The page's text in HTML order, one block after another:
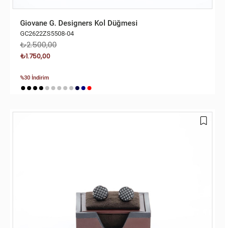
Giovane G. Designers Kol Düğmesi
GC2622ZS5508-04
₺2.500,00
₺1.750,00
%30 İndirim